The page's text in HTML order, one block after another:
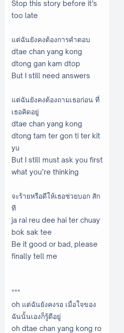
Stop this story before it’s
too late
แต่ฉันยังคงต้องการคำตอบ
dtae chan yang kong
dtong gan kam dtop
But I still need answers
แต่ฉันยังคงต้องถามเธอก่อน ที่
เธอคิดอยู่
dtae chan yang kong
dtong tam ter gon ti ter kit
yu
But I still must ask you first
what you’re thinking
จะร้ายหรือดีให้เธอช่วยบอก สัก
ที
ja rai reu dee hai ter chuay
bok sak tee
Be it good or bad, please
finally tell me
***
oh แต่ฉันยังคงรอ เมื่อใจของ
ฉันนั้นเองก็รู้ดีอยู่
oh dtae chan yang kong ro